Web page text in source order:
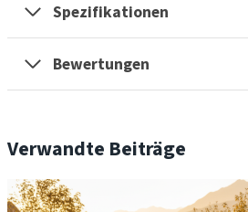
Spezifikationen
Bewertungen
Verwandte Beiträge